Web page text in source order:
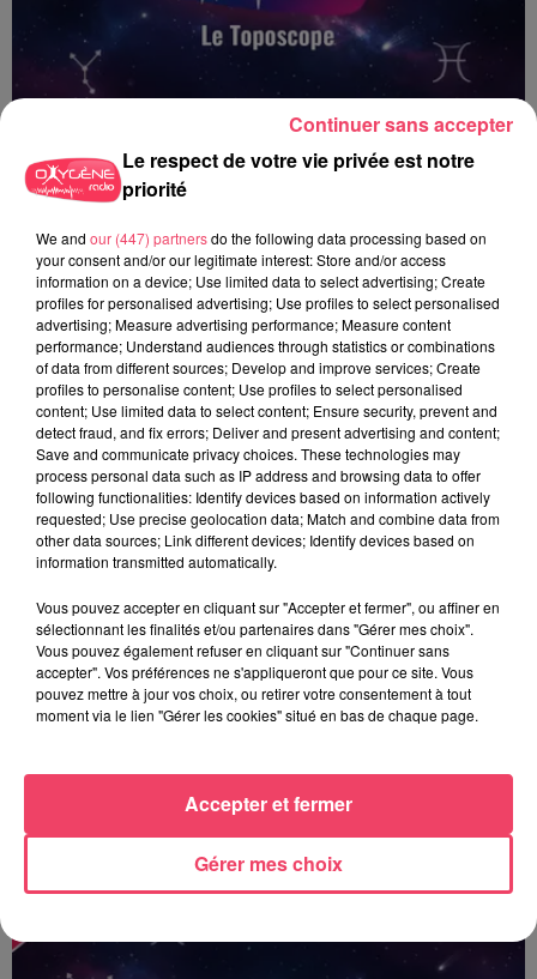
Le Toposcope - 19 06 2026
Le Toposcope - 18 06 2026
Le respect de votre vie privée est notre
priorité
We and our (447) partnersdo the following data processing based on
your consent and/or our legitimate interest: Store and/or access
information on a device; Use limited data to select advertising; Create
profiles for personalised advertising; Use profiles to select personalised
advertising; Measure advertising performance; Measure content
performance; Understand audiences through statistics or combinations
of data from different sources; Develop and improve services; Create
profiles to personalise content; Use profiles to select personalised
content; Use limited data to select content; Ensure security, prevent and
detect fraud, and fix errors; Deliver and present advertising and content;
Save and communicate privacy choices. These technologies may
process personal data such as IP address and browsing data to offer
following functionalities: Identify devices based on information actively
requested; Use precise geolocation data; Match and combine data from
other data sources; Link different devices; Identify devices based on
information transmitted automatically.
Vous pouvez accepter en cliquant sur "Accepter et fermer", ou affiner en
sélectionnant les finalités et/ou partenaires dans "Gérer mes choix".
Vous pouvez également refuser en cliquant sur "Continuer sans
accepter". Vos préférences ne s'appliqueront que pour ce site. Vous
pouvez mettre à jour vos choix, ou retirer votre consentement à tout
moment via le lien "Gérer les cookies" situé en bas de chaque page.
Gérer mes choix
Accepter et fermer
Continuer sans accepter